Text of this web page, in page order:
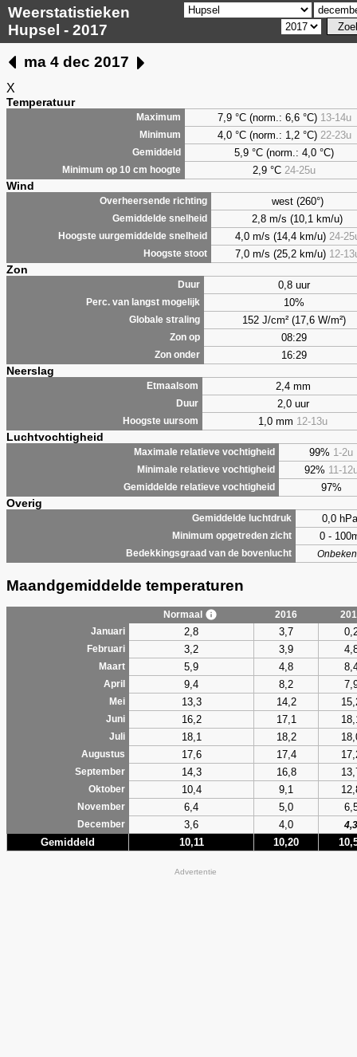
Weerstatistieken
Hupsel - 2017
ma 4 dec 2017
X
Temperatuur
Maximum 7,9 °C (norm.: 6,6 °C) 13-14u
Minimum 4,0 °C (norm.: 1,2 °C) 22-23u
Gemiddeld 5,9 °C (norm.: 4,0 °C)
Minimum op 10 cm hoogte 2,9 °C 24-25u
Wind
Overheersende richting west (260°)
Gemiddelde snelheid 2,8 m/s (10,1 km/u)
Hoogste uurgemiddelde snelheid 4,0 m/s (14,4 km/u) 24-
Hoogste stoot 7,0 m/s (25,2 km/u) 12-
Zon
Duur 0,8 uur
Perc. van langst mogelijk 10%
Globale straling 152 J/cm² (17,6 W/m²)
Zon op 08:29
Zon onder 16:29
Neerslag
Etmaalsom 2,4 mm
Duur 2,0 uur
Hoogste uursom 1,0 mm 12-13u
Luchtvochtigheid
Maximale relatieve vochtigheid 99% 1-2u
Minimale relatieve vochtigheid 92% 11-
Gemiddelde relatieve vochtigheid 97%
Overig
Gemiddelde luchtdruk 0,0 hPa
Minimum opgetreden zicht 0 -
Bedekkingsgraad van de bovenlucht
Maandgemiddelde temperaturen
Normaal 2016
Januari
2,8 3,7
Februari 3,2 3,9
Maart 5,9 4,8
April 9,4 8,2
Mei 13,3 14,2
Juni 16,2 17,1
Juli 18,1 18,2
Augustus 17,6 17,4
September 14,3 16,8
Oktober 10,4 9,1
November 6,4 5,0
December 3,6 4,0 4,3
Gemiddeld 10,11 10,20
Advertentie